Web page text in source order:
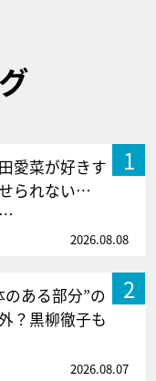
1
愛菜が好きす
られない…
2026.08.08
2
ある部分”の
？黒柳徹子も
2026.08.07